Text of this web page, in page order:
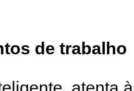
de trabalho